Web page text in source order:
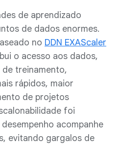
de aprendizado
de dados enormes.
no DDN EXAScaler
o acesso aos dados,
treinamento,
rápidos, maior
de projetos
foi
acompanhe
evitando gargalos de